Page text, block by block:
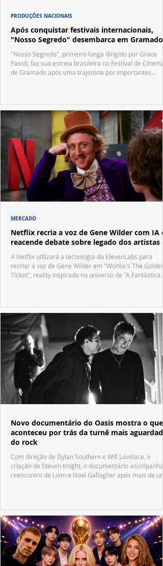
Após conquistar festivais internacionais,
"Nosso Segredo" desembarca em Gramado
"Nosso Segredo", primeiro longa dirigido por Grace
Passô, faz sua estreia brasileira no Festival de Cinema
de Gramado após uma trajetória por importantes
PRODUÇÕES NACIONAIS
Netflix recria a voz de Gene Wilder com IA e
reacende debate sobre legado dos artistas
A Netflix utilizará a tecnologia da ElevenLabs para
recriar a voz de Gene Wilder em "Wonka's The Golden
Ticket", reality inspirado no universo de "A Fantástica
MERCADO
Novo documentário do Oasis mostra o que
aconteceu por trás da turnê mais aguardada
do rock
Com direção de Dylan Southern e Will Lovelace, e
criação de Steven Knight, o documentário acompanha
reencontro de Liam e Noel Gallagher após mais de